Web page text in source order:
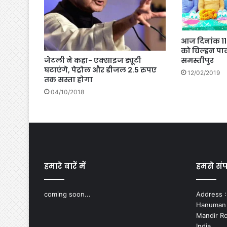
जेटली ने कहा- एक्साइज ड्यूटी
घटाएंगे, पेट्रोल और डीजल 2.5 रुपए
तक सस्ता होगा
04/10/2018
आज दिनांक
को चिल्ड्रन
समस्तीपुर
12/02/2019
हमारे बारें में
coming soon...
हमसे
Address
Mandir